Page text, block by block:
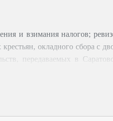
и взимания налогов;
окладного сбора с
передаваемых в
военный налог, другие
в фонде Губернского